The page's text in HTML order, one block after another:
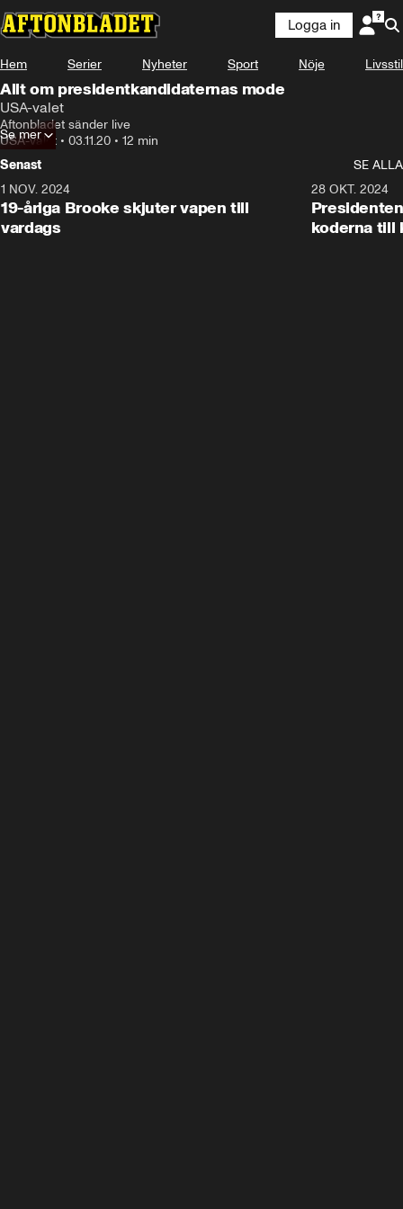
Logga in
Hem Serier Nyheter Sport Nöje Livsstil
Allt om presidentkandidaternas mode
USA-valet
Aftonbladet sänder live
USA-valet • 03.11.20 • 12 min
Se mer
Senast
SE ALLA
1 NOV. 2024
19-åriga Brooke skjuter vapen till
vardags
28 OKT. 2024
koderna till